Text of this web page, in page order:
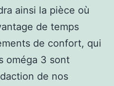
ainsi la pièce où
de temps
de confort, qui
oméga 3 sont
de nos